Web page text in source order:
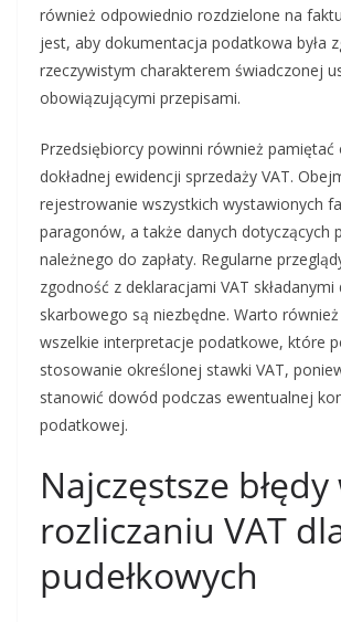
również odpowiednio rozdzielone na
jest, aby dokumentacja podatkowa była
rzeczywistym charakterem świadczonej
obowiązującymi przepisami.
Przedsiębiorcy powinni również pamiętać
dokładnej ewidencji sprzedaży VAT.
rejestrowanie wszystkich wystawionych
paragonów, a także danych dotyczących
należnego do zapłaty. Regularne
zgodność z deklaracjami VAT składanymi
skarbowego są niezbędne. Warto
wszelkie interpretacje podatkowe, które
stosowanie określonej stawki VAT,
stanowić dowód podczas ewentualnej
podatkowej.
Najczęstsze błędy
rozliczaniu VAT
pudełkowych